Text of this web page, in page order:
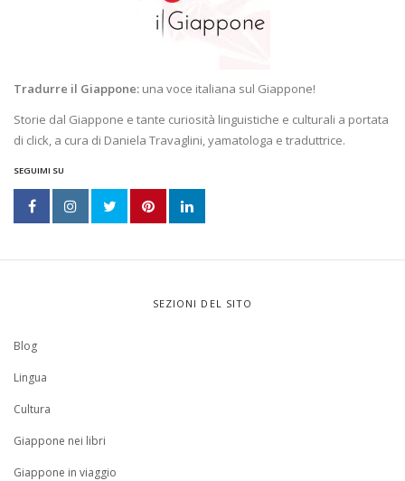
Tradurre il Giappone: una voce italiana sul Giappone!
Storie dal Giappone e tante curiosità linguistiche e culturali a portata
di click, a cura di Daniela Travaglini, yamatologa e traduttrice.
SEGUIMI SU
SEZIONI DEL SITO
Blog
Lingua
Cultura
Giappone nei libri
Giappone in viaggio